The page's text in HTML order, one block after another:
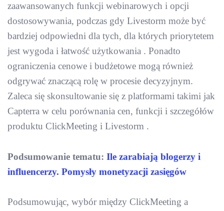
zaawansowanych funkcji webinarowych i opcji
dostosowywania, podczas gdy Livestorm może być
bardziej odpowiedni dla tych, dla których priorytetem
jest wygoda i łatwość użytkowania . Ponadto
ograniczenia cenowe i budżetowe mogą również
odgrywać znaczącą rolę w procesie decyzyjnym.
Zaleca się skonsultowanie się z platformami takimi jak
Capterra w celu porównania cen, funkcji i szczegółów
produktu ClickMeeting i Livestorm .
Podsumowanie tematu: Ile zarabiają blogerzy i
influencerzy. Pomysły monetyzacji zasięgów
Podsumowując, wybór między ClickMeeting a